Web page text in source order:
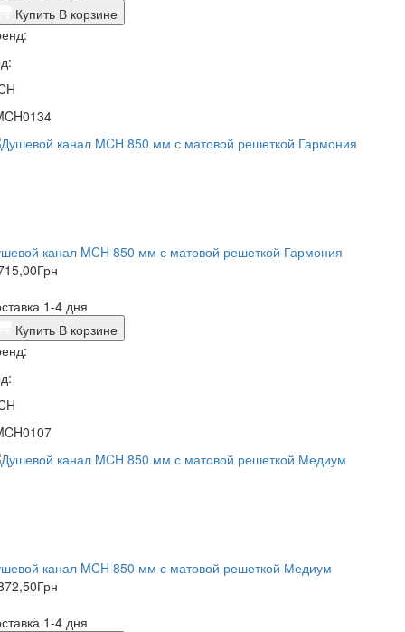
Купить В корзине
канал MCH 850 мм с матовой решеткой Гармония
Грн
1-4 дня
Купить В корзине
канал MCH 850 мм с матовой решеткой Медиум
Грн
1-4 дня